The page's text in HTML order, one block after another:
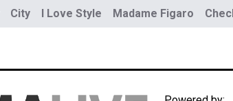
City I Love Style Madame Figaro